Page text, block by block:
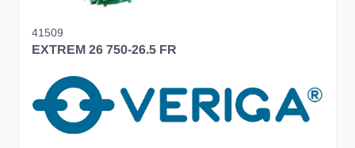
41509
EXTREM 26 750-26.5 FR